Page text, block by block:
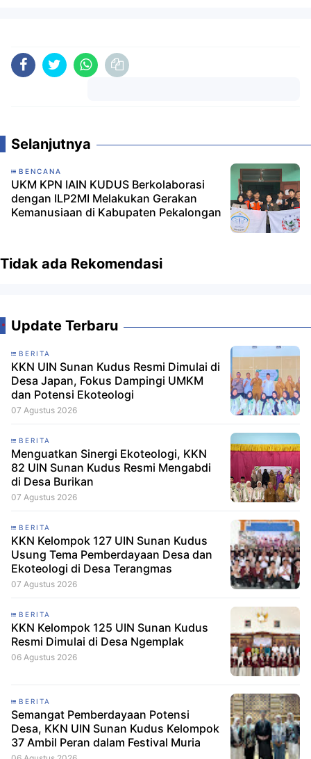
Selanjutnya
BENCANA
UKM KPN IAIN KUDUS Berkolaborasi
dengan ILP2MI Melakukan Gerakan
Kemanusiaan di Kabupaten Pekalongan
Tidak ada Rekomendasi
Update Terbaru
BERITA
KKN UIN Sunan Kudus Resmi Dimulai di
Desa Japan, Fokus Dampingi UMKM
dan Potensi Ekoteologi
07 Agustus 2026
BERITA
Menguatkan Sinergi Ekoteologi, KKN
82 UIN Sunan Kudus Resmi Mengabdi
di Desa Burikan
07 Agustus 2026
BERITA
KKN Kelompok 127 UIN Sunan Kudus
Usung Tema Pemberdayaan Desa dan
Ekoteologi di Desa Terangmas
07 Agustus 2026
BERITA
KKN Kelompok 125 UIN Sunan Kudus
Resmi Dimulai di Desa Ngemplak
06 Agustus 2026
BERITA
Semangat Pemberdayaan Potensi
Desa, KKN UIN Sunan Kudus Kelompok
37 Ambil Peran dalam Festival Muria